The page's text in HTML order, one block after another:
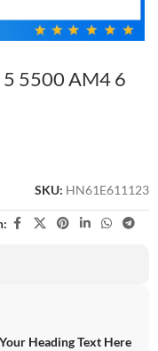
5 5500 AM4 6
SKU: HN61E611123
Heading Text Here